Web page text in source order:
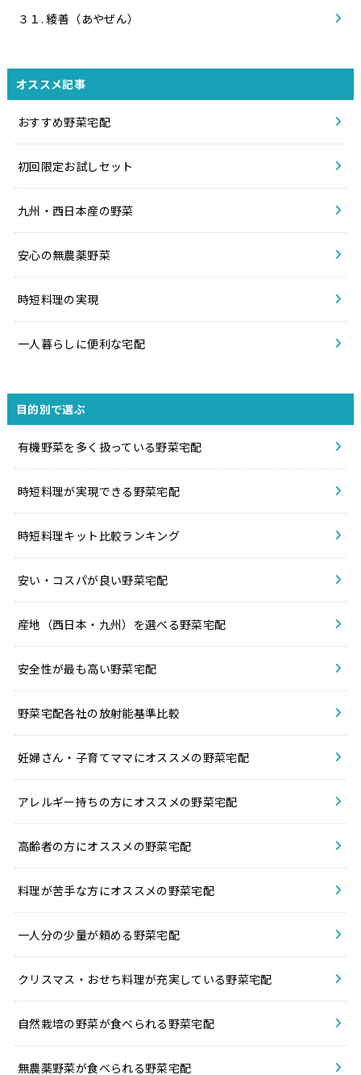
３１. 綾善（あやぜん）
オススメ記事
おすすめ野菜宅配
初回限定お試しセット
九州・西日本産の野菜
安心の無農薬野菜
時短料理の実現
一人暮らしに便利な宅配
目的別で選ぶ
有機野菜を多く扱っている野菜宅配
時短料理が実現できる野菜宅配
時短料理キット比較ランキング
安い・コスパが良い野菜宅配
産地（西日本・九州）を選べる野菜宅配
安全性が最も高い野菜宅配
野菜宅配各社の放射能基準比較
妊婦さん・子育てママにオススメの野菜宅配
アレルギー持ちの方にオススメの野菜宅配
高齢者の方にオススメの野菜宅配
料理が苦手な方にオススメの野菜宅配
一人分の少量が頼める野菜宅配
クリスマス・おせち料理が充実している野菜宅配
自然栽培の野菜が食べられる野菜宅配
無農薬野菜が食べられる野菜宅配